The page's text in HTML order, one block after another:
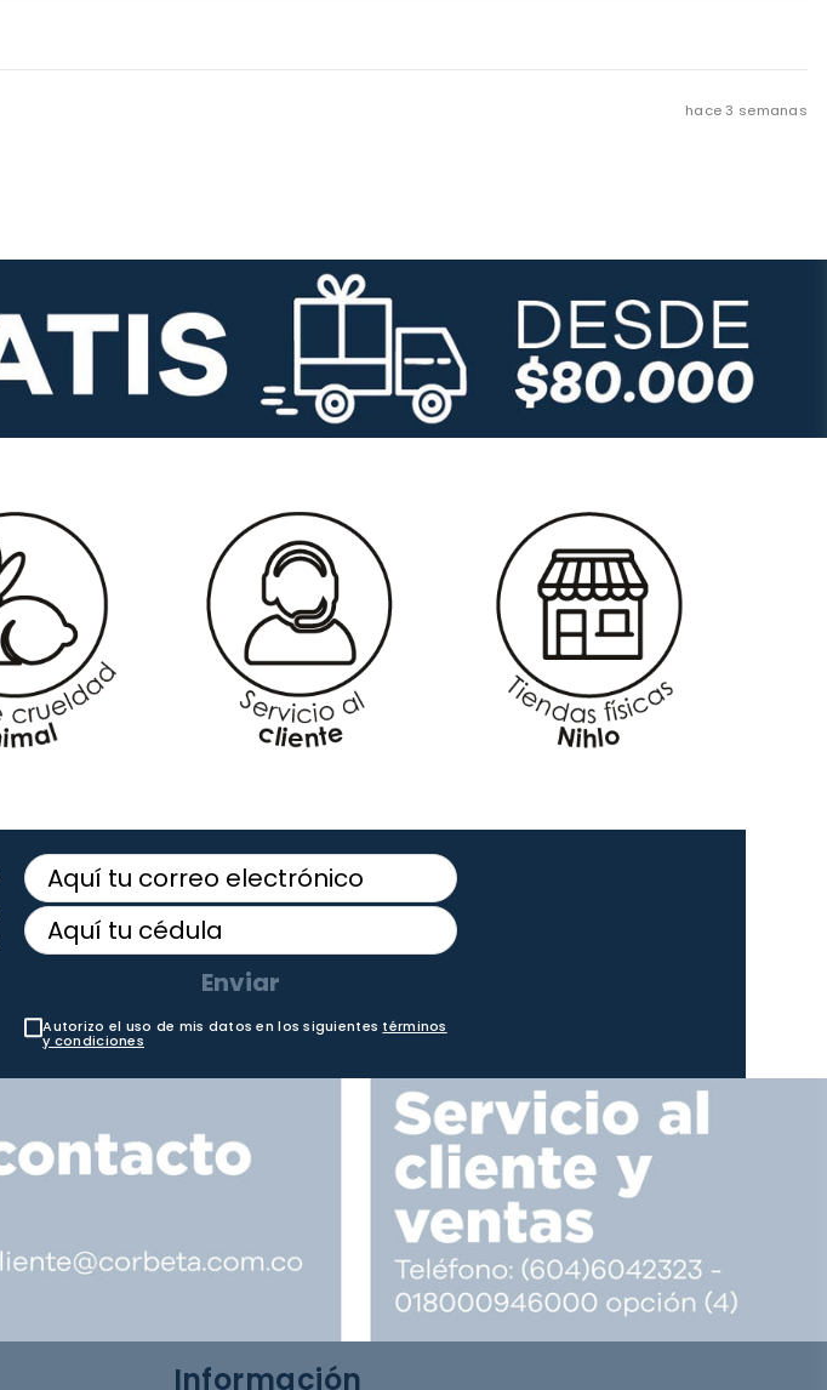
hace 3 semanas
Enviar
Autorizo el uso de mis datos en los siguientes términos
y condiciones
Información